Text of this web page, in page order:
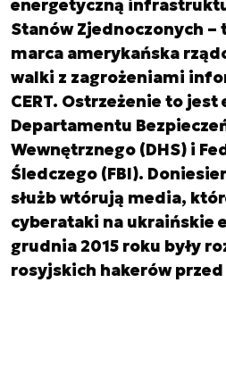
energetyczną
Stanów Zjednoczonych –
marca amerykańska
walki z zagrożeniami
CERT. Ostrzeżenie to
Departamentu
Wewnętrznego (DHS) i
Śledczego (FBI).
służb wtórują media,
cyberataki na ukraińskie
grudnia 2015 roku były
rosyjskich hakerów przed